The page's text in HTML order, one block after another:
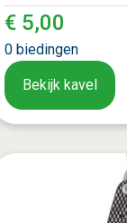
€ 5,00
0 biedingen
Bekijk kavel